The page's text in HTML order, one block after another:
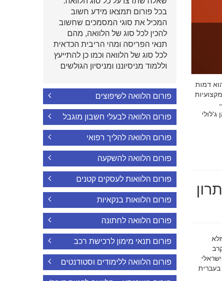
הוא דמות
מלא
בעברית
בכל פורום תמצאו מידע חשוב
המכיל את סוגי המסמכים שחשוב
להכין לכל סוג של הלוואה, מהם
תנאי הפריסה ומהי הריבית הכדאית
לכל סוג של הלוואה וכמו כן להתייעץ
וללמוד מניסיוננו ומניסיון הגולשים
פורום הלוואה לשיפוצים
פורום הלוואה לבעלי חשבון מוגבל
פורום הלוואה להליך רפואי
פורום הלוואה להשקעה
פורום הלוואות לעסקים קטנים
פורום הלוואות בנקאיות
פורום הלוואה לחתונה
פורום תנאי מימון לרכישת רכב
פורום הלוואה ללימודים וסטודנטים